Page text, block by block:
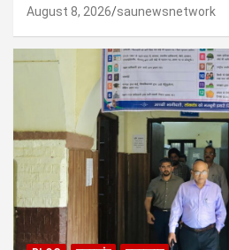
August 8, 2026 saunewsnetwork